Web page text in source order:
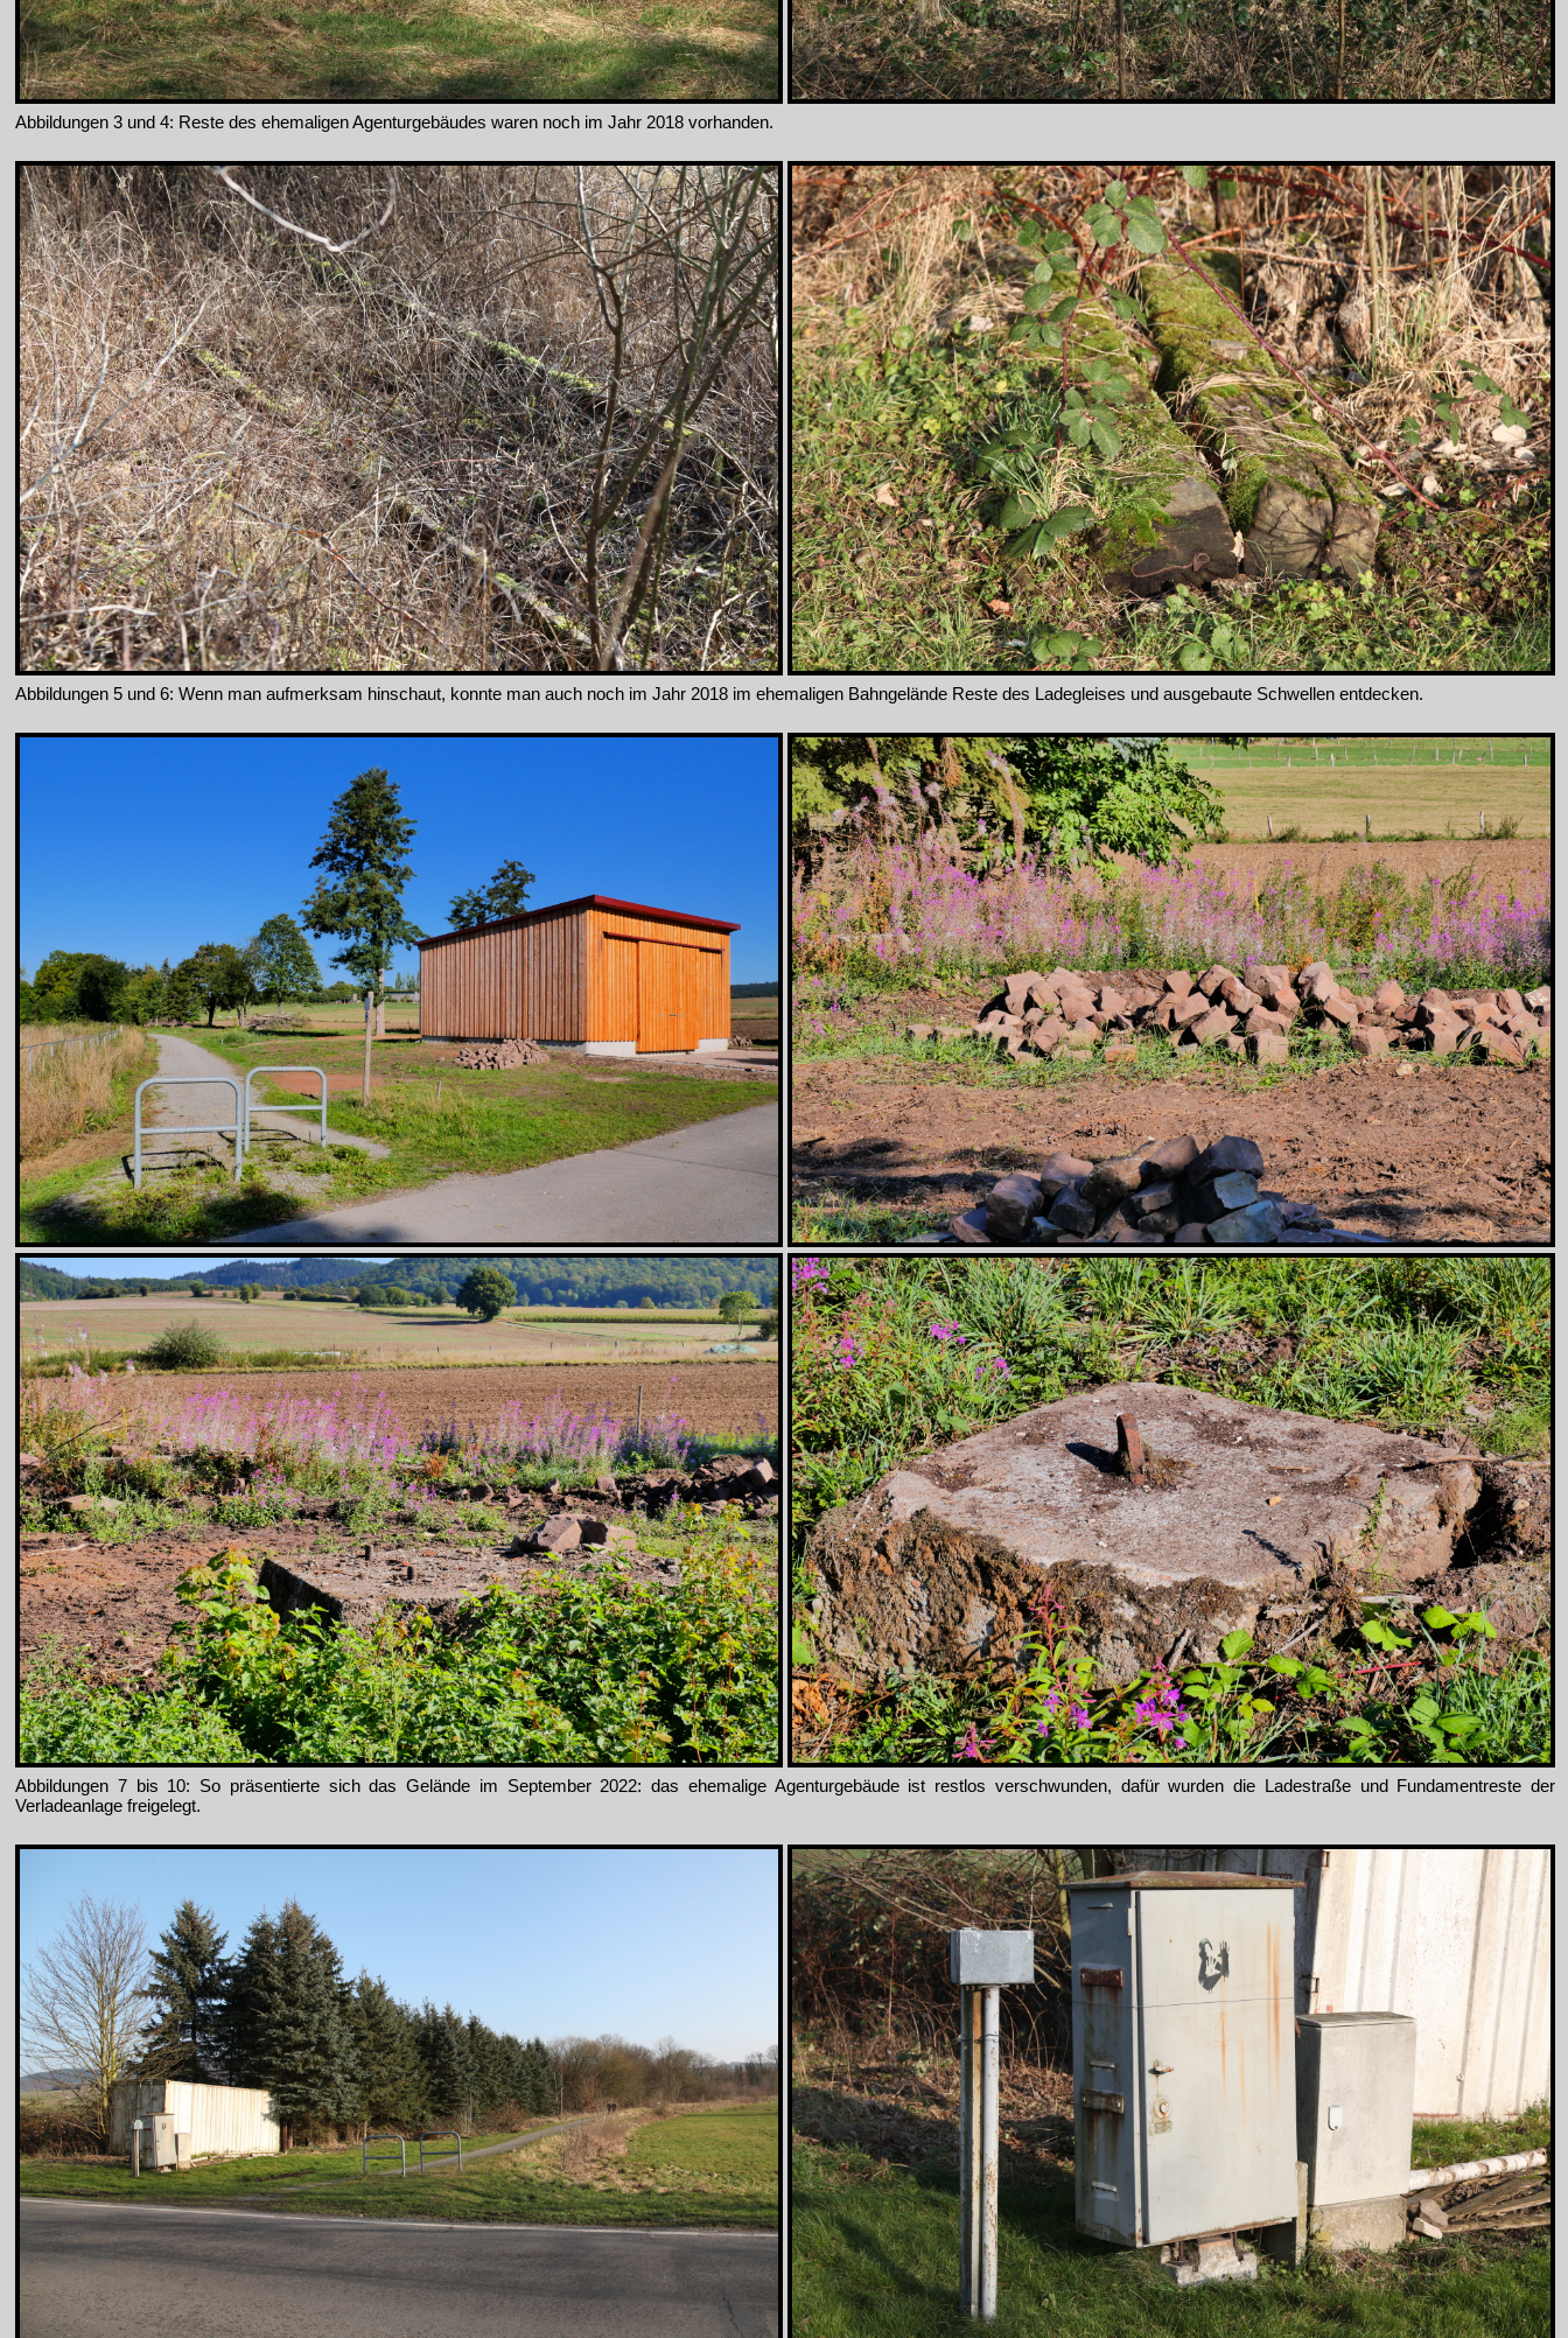
Abbildungen 3 und 4: Reste des ehemaligen Agenturgebäudes waren noch im Jahr 2018 vorhanden.
Abbildungen 5 und 6: Wenn man aufmerksam hinschaut, konnte man auch noch im Jahr 2018 im ehemaligen Bahngelände Reste des Ladegleises und ausgebaute Schwellen entdecken.
Abbildungen 7 bis 10: So präsentierte sich das Gelände im September 2022: das ehemalige Agenturgebäude ist restlos verschwunden, dafür wurden die Ladestraße und Fundamentreste der
Verladeanlage freigelegt.